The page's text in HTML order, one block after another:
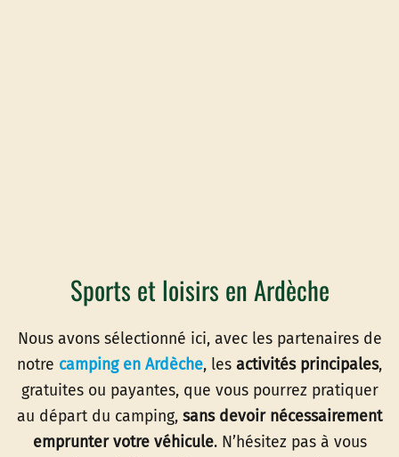
Sports et loisirs en Ardèche
Nous avons sélectionné ici, avec les partenaires de
notre camping en Ardèche, les activités principales,
gratuites ou payantes, que vous pourrez pratiquer
au départ du camping, sans devoir nécessairement
emprunter votre véhicule. N’hésitez pas à vous